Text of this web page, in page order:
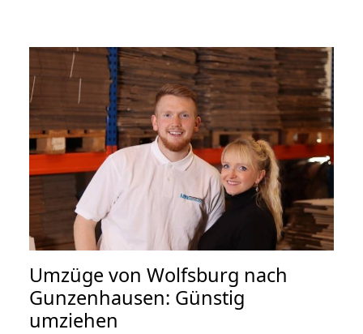
Umzüge von Wolfsburg nach
Gunzenhausen: Günstig
umziehen